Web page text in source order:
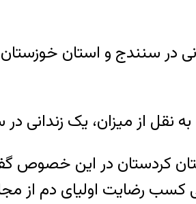
در سنندج و استان
به نقل از میزان، یک زندانی
کردستان در این خصوص
کسب رضایت اولیای دم از